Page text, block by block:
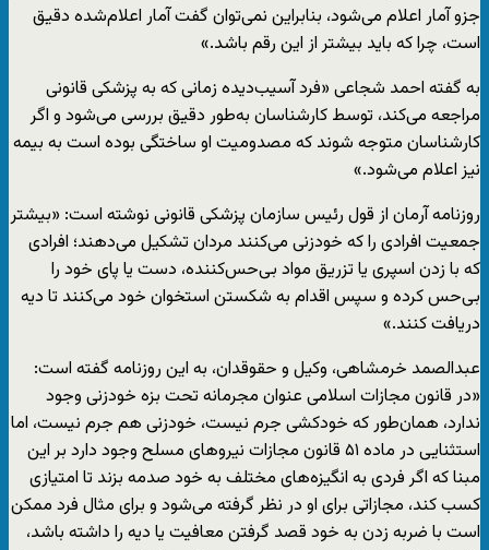
جزو آمار اعلام می‌شود، بنابراین نمی‌توان گفت آمار اعلام‌شده دقیق
است، چرا که باید بیشتر از این رقم باشد.»
به گفته احمد شجاعی «فرد آسیب‌دیده زمانی که به پزشکی قانونی
مراجعه می‌کند، توسط کارشناسان به‌طور دقیق بررسی می‌شود و اگر
کارشناسان متوجه شوند که مصدومیت او ساختگی بوده است به بیمه
نیز اعلام می‌شود.»
روزنامه آرمان از قول رئیس سازمان پزشکی قانونی نوشته است: «بیشتر
جمعیت افرادی را که خودزنی می‌‌کنند مردان تشکیل می‌دهند؛ افرادی
که با زدن اسپری یا تزریق مواد بی‌حس‌کننده، دست یا پای خود را
بی‌حس کرده و سپس اقدام به شکستن استخوان خود می‌کنند تا دیه
دریافت کنند.»
عبدالصمد خرمشاهی، وکیل و حقوقدان، به این روزنامه گفته است:
«در قانون مجازات اسلامی عنوان مجرمانه تحت بزه خودزنی وجود
ندارد، همان‌طور که خودکشی جرم نیست، خودزنی هم جرم نیست، اما
استثنایی در ماده ۵۱ قانون مجازات نیروهای مسلح وجود دارد بر این
مبنا که اگر فردی به انگیزه‌های مختلف به خود صدمه بزند تا امتیازی
کسب کند، مجازاتی برای او در نظر گرفته می‌شود و برای مثال فرد ممکن
است با ضربه زدن به خود قصد گرفتن معافیت یا دیه را داشته باشد،